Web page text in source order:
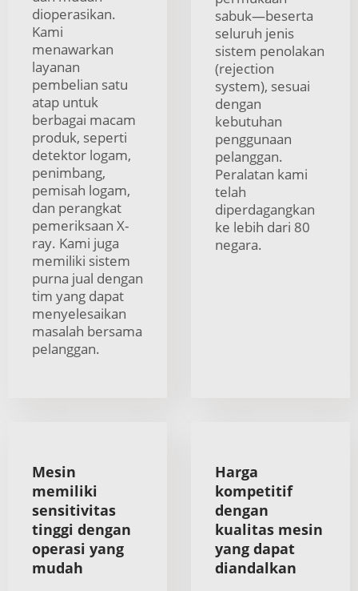
dioperasikan.
Kami
menawarkan
layanan
pembelian satu
atap untuk
berbagai macam
produk, seperti
detektor logam,
penimbang,
pemisah logam,
dan perangkat
pemeriksaan X-
ray. Kami juga
memiliki sistem
purna jual dengan
tim yang dapat
menyelesaikan
masalah bersama
pelanggan.
sabuk—beserta
seluruh jenis
sistem penolakan
(rejection
system), sesuai
dengan
kebutuhan
penggunaan
pelanggan.
Peralatan kami
telah
diperdagangkan
ke lebih dari 80
negara.
Mesin
memiliki
sensitivitas
tinggi dengan
operasi yang
mudah
Harga
kompetitif
dengan
kualitas mesin
yang dapat
diandalkan